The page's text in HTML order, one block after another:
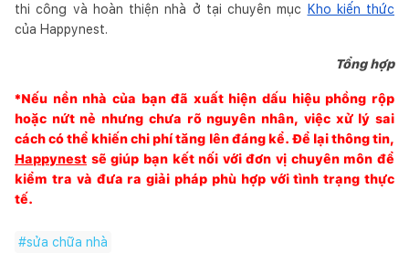
thi công và hoàn thiện nhà ở tại chuyên mục
Kho kiến thức
của Happynest.
Tổng hợp
*Nếu nền nhà của bạn đã xuất hiện dấu hiệu phồng rộp
hoặc nứt nẻ nhưng chưa rõ nguyên nhân, việc xử lý sai
cách có thể khiến chi phí tăng lên đáng kể. Để lại thông tin,
Happynest sẽ giúp bạn kết nối với đơn vị chuyên môn để
kiểm tra và đưa ra giải pháp phù hợp với tình trạng thực
tế.
#sửa chữa nhà